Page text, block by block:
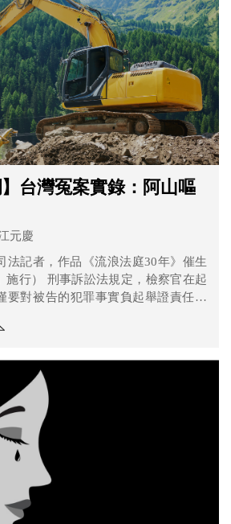
】台灣冤案實錄：阿山嘔
元慶
法記者，作品《流浪法庭30年》催生
施行） 刑事訴訟法規定，檢察官在起
要對被告的犯罪事實負起舉證責任，